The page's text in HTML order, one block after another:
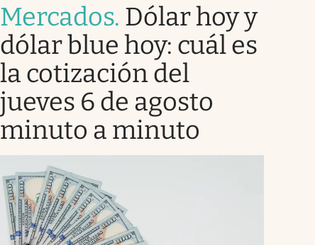
Mercados. Dólar hoy y
dólar blue hoy: cuál es
la cotización del
jueves 6 de agosto
minuto a minuto